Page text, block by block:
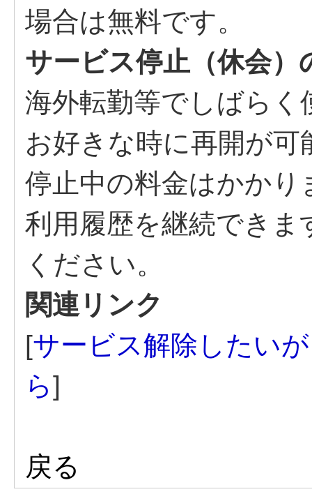
場合は無料です。
サービス停止（休会）
海外転勤等でしばら
お好きな時に再開が可
停止中の料金はかか
利用履歴を継続できま
ください。
関連リンク
[サービス解除したい
ら]
戻る